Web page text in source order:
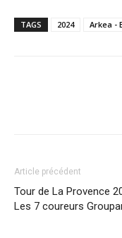
TAGS 2024 Arkea -
Article précédent
Tour de La Provence
Les 7 coureurs